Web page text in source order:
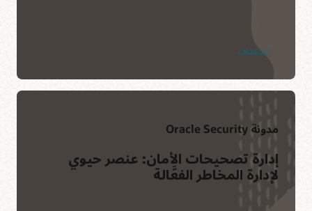
استكشاف
مدونة Oracle Security
إدارة تصحيحات الأمان: عنصر حيوي
لإدارة المخاطر الفعَّالة